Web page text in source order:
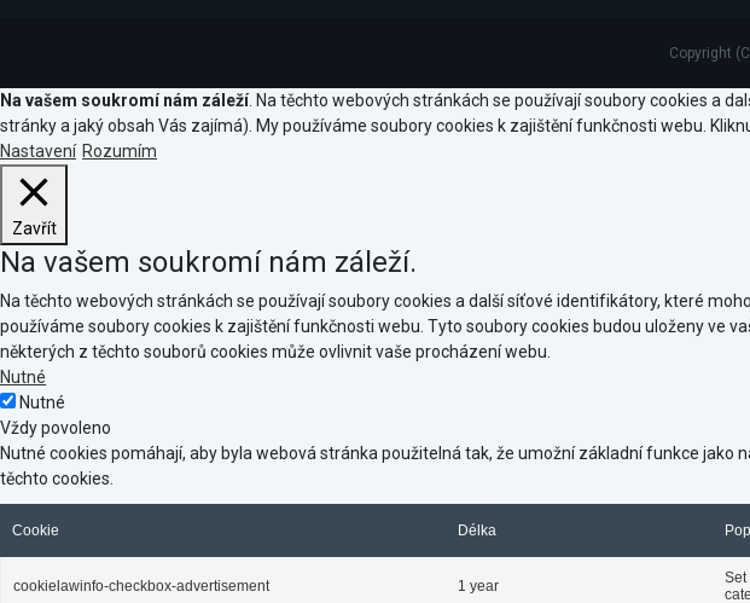
Copyright
Na vašem soukromí nám záleží. Na těchto webových stránkách se používají soubory cookies a
stránky a jaký obsah Vás zajímá). My používáme soubory cookies k zajištění funkčnosti webu.
Nastavení Rozumím
Zavřít
Na vašem soukromí nám záleží.
Na těchto webových stránkách se používají soubory cookies a další síťové identifikátory, které
používáme soubory cookies k zajištění funkčnosti webu. Tyto soubory cookies budou uloženy ve
některých z těchto souborů cookies může ovlivnit vaše procházení webu.
Nutné
Nutné
Vždy povoleno
Nutné cookies pomáhají, aby byla webová stránka použitelná tak, že umožní základní funkce
těchto cookies.
Cookie Délka
cookielawinfo-checkbox-advertisement 1 year
Set